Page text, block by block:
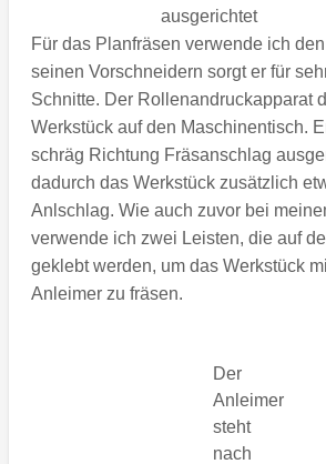
ausgerichtet
Für das Planfräsen verwende ich
seinen Vorschneidern sorgt er für
Schnitte. Der Rollenandruckapparat
Werkstück auf den Maschinentisch.
schräg Richtung Fräsanschlag
dadurch das Werkstück zusätzlich
Anlschlag. Wie auch zuvor bei
verwende ich zwei Leisten, die auf
geklebt werden, um das Werkstück
Anleimer zu fräsen.
Der
Anleimer
steht
nach